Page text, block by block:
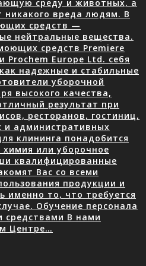
среду и животных, а
никакого вреда людям. В
средств —
нейтральные вещества.
средств Premiere
Prochem Europe Ltd. себя
надежные и стабильные
уборочной
высокого качества,
результат при
ресторанов, гостиниц,
и административных
клининга понадобится
или уборочное
квалифицированные
Вас со всеми
продукции и
именно то, что требуется
Обучение персонала
В нами
Центре…